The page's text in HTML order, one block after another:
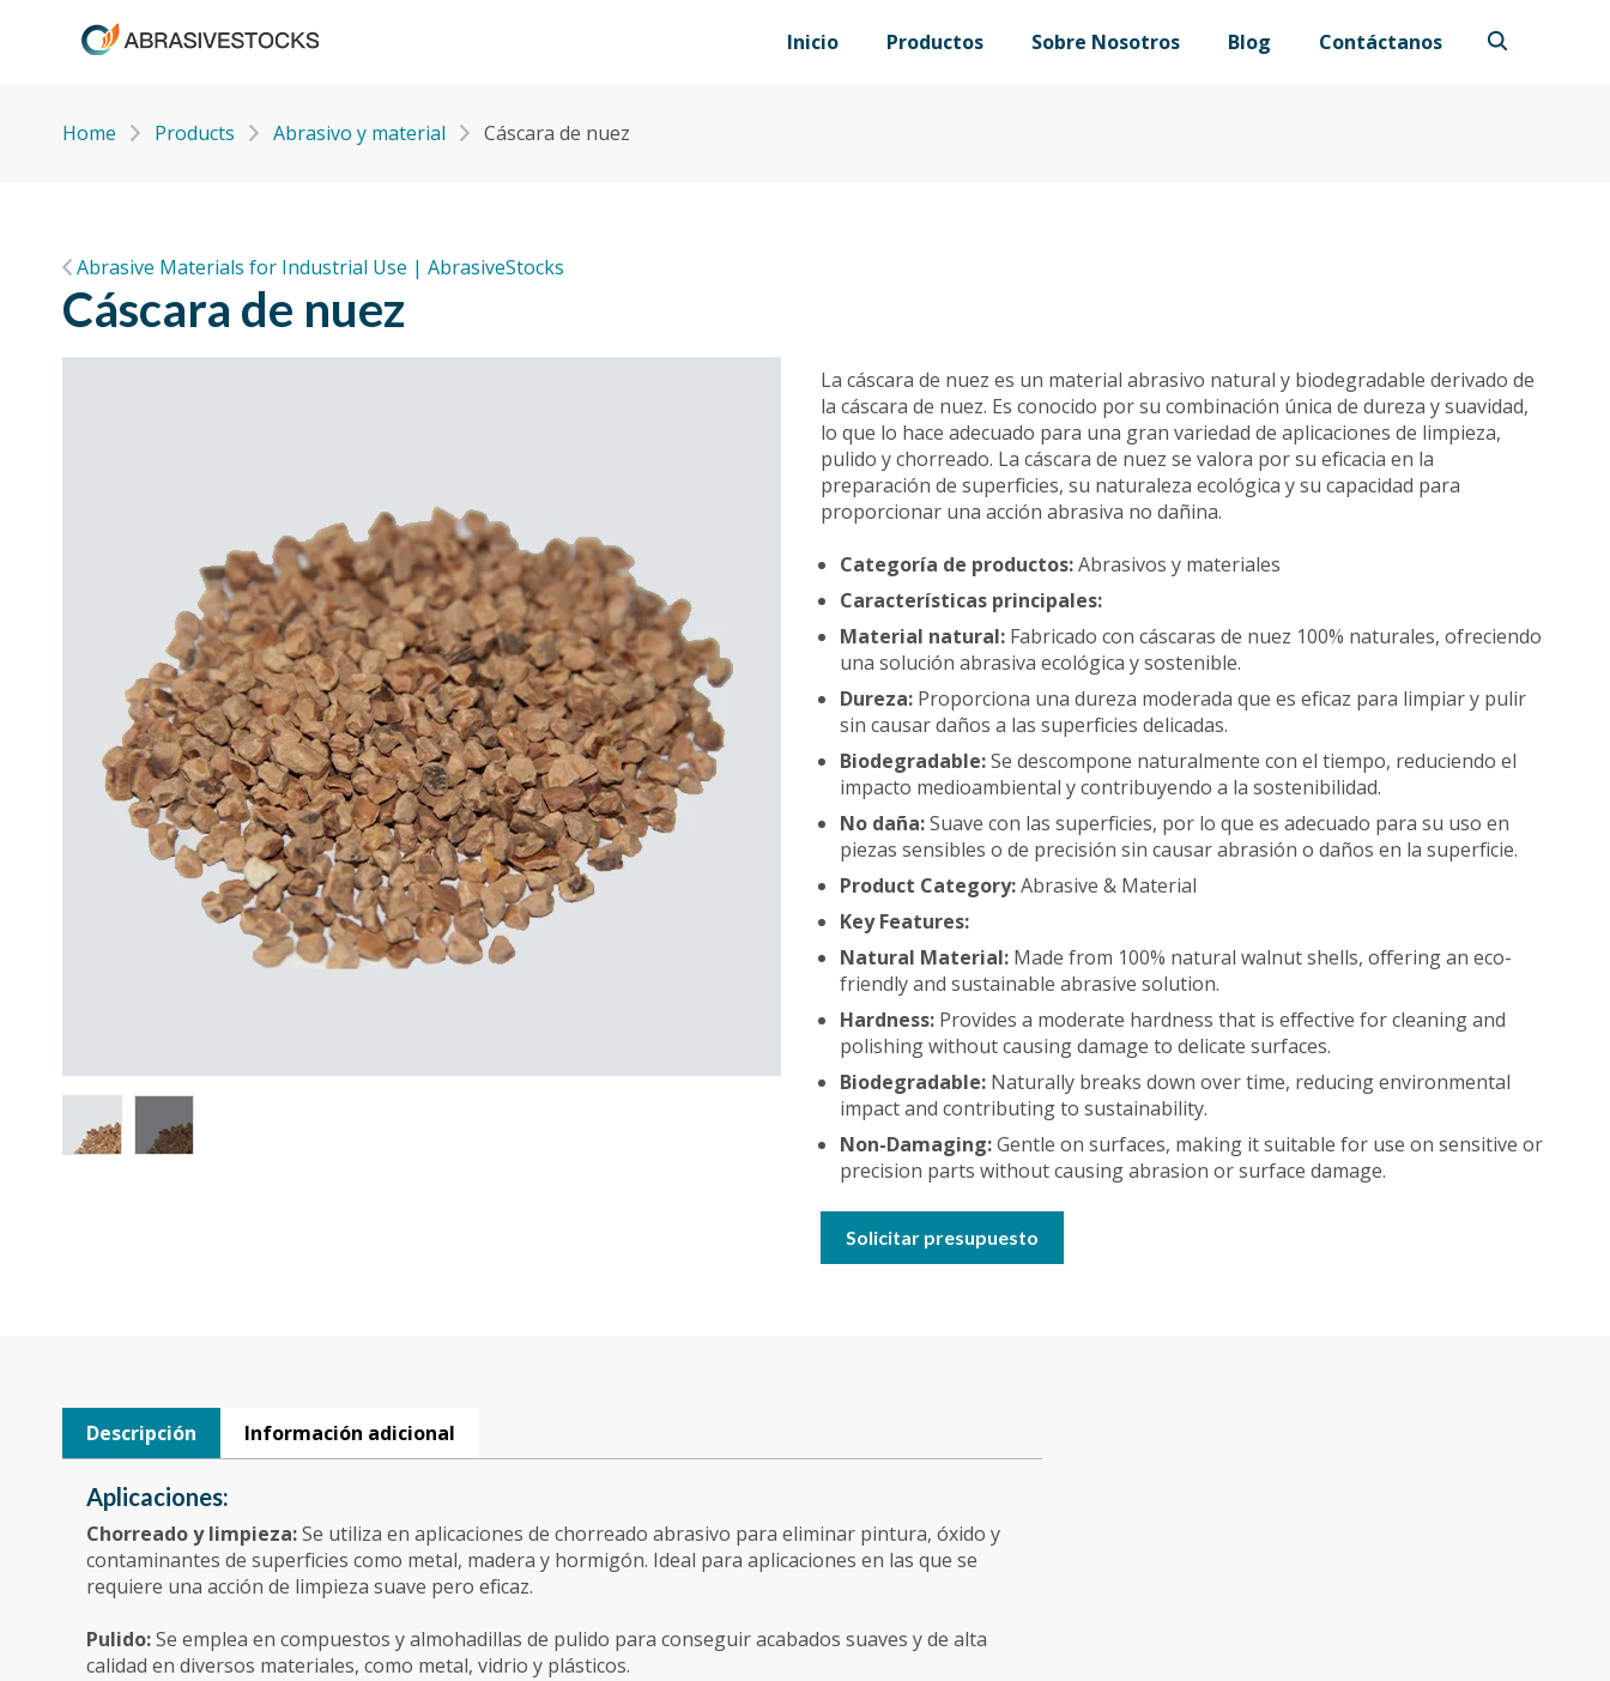
Inicio Productos Sobre Nosotros Blog Contáctanos
Home Products Abrasivo y material Cáscara de nuez
Abrasive Materials for Industrial Use | AbrasiveStocks
Cáscara de nuez
La cáscara de nuez es un material abrasivo natural y biodegradable derivado de
la cáscara de nuez. Es conocido por su combinación única de dureza y suavidad,
lo que lo hace adecuado para una gran variedad de aplicaciones de limpieza,
pulido y chorreado. La cáscara de nuez se valora por su eficacia en la
preparación de superficies, su naturaleza ecológica y su capacidad para
proporcionar una acción abrasiva no dañina.
Categoría de productos:Abrasivos y materiales
Características principales:
Material natural: Fabricado con cáscaras de nuez 100% naturales, ofreciendo
una solución abrasiva ecológica y sostenible.
Dureza: Proporciona una dureza moderada que es eficaz para limpiar y pulir
sin causar daños a las superficies delicadas.
Biodegradable:Se descompone naturalmente con el tiempo, reduciendo el
impacto medioambiental y contribuyendo a la sostenibilidad.
No daña:Suave con las superficies, por lo que es adecuado para su uso en
piezas sensibles o de precisión sin causar abrasión o daños en la superficie.
Product Category:Abrasive & Material
Key Features:
Natural Material: Made from 100% natural walnut shells, offering an eco-
friendly and sustainable abrasive solution.
Hardness: Provides a moderate hardness that is effective for cleaning and
polishing without causing damage to delicate surfaces.
Biodegradable: Naturally breaks down over time, reducing environmental
impact and contributing to sustainability.
Non-Damaging:Gentle on surfaces, making it suitable for use on sensitive or
precision parts without causing abrasion or surface damage.
Solicitar presupuesto
Descripción Información adicional
Aplicaciones:
Chorreado y limpieza:Se utiliza en aplicaciones de chorreado abrasivo para eliminar pintura, óxido y
contaminantes de superficies como metal, madera y hormigón. Ideal para aplicaciones en las que se
requiere una acción de limpieza suave pero eficaz.
Pulido:Se emplea en compuestos y almohadillas de pulido para conseguir acabados suaves y de alta
calidad en diversos materiales, como metal, vidrio y plásticos.